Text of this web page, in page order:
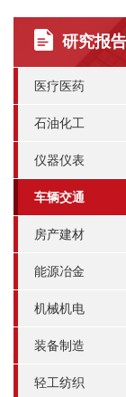
研究报告
医疗医药
石油化工
仪器仪表
车辆交通
房产建材
能源冶金
机械机电
装备制造
轻工纺织